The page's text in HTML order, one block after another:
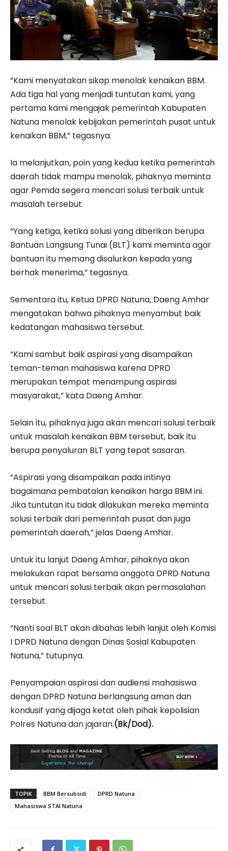
“Kami menyatakan sikap menolak kenaikan BBM.
Ada tiga hal yang menjadi tuntutan kami, yang
pertama kami mengajak pemerintah Kabupaten
Natuna menolak kebijakan pemerintah pusat untuk
kenaikan BBM,” tegasnya.
Ia melanjutkan, poin yang kedua ketika pemerintah
daerah tidak mampu menolak, pihaknya meminta
agar Pemda segera mencari solusi terbaik untuk
masalah tersebut.
“Yang ketiga, ketika solusi yang diberikan berupa
Bantuan Langsung Tunai (BLT) kami meminta agar
bantuan itu memang disalurkan kepada yang
berhak menerima,” tegasnya.
Sementara itu, Ketua DPRD Natuna, Daeng Amhar
mengatakan bahwa pihaknya menyambut baik
kedatangan mahasiswa tersebut.
“Kami sambut baik aspirasi yang disampaikan
teman-teman mahasiswa karena DPRD
merupakan tempat menampung aspirasi
masyarakat,” kata Daeng Amhar.
Selain itu, pihaknya juga akan mencari solusi terbaik
untuk masalah kenaikan BBM tersebut, baik itu
berupa penyaluran BLT yang tepat sasaran.
“Aspirasi yang disampaikan pada intinya
bagaimana pembatalan kenaikan harga BBM ini.
Jika tuntutan itu tidak dilakukan mereka meminta
solusi terbaik dari pemerintah pusat dan juga
pemerintah daerah,” jelas Daeng Amhar.
Untuk itu lanjut Daeng Amhar, pihaknya akan
melakukan rapat bersama anggota DPRD Natuna
untuk mencari solusi terbaik akan permasalahan
tersebut.
“Nanti soal BLT akan dibahas lebih lanjut oleh Komisi
I DPRD Natuna dengan Dinas Sosial Kabupaten
Natuna,” tutupnya.
Penyampaian aspirasi dan audiensi mahasiswa
dengan DPRD Natuna berlangsung aman dan
kondusif yang dijaga ketat oleh pihak kepolisian
Polres Natuna dan jajaran.(Bk/Dod).
TOPIK BBM Bersubsidi
DPRD Natuna
Mahasiswa STAI Natuna